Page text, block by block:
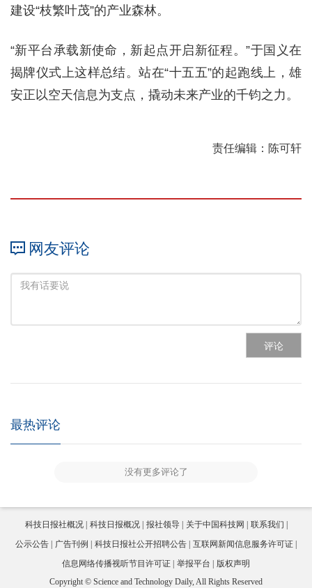
建设“枝繁叶茂”的产业森林。
“新平台承载新使命，新起点开启新征程。”于国义在
揭牌仪式上这样总结。站在“十五五”的起跑线上，雄
安正以空天信息为支点，撬动未来产业的千钧之力。
责任编辑：陈可轩
网友评论
评论
最热评论
没有更多评论了
科技日报社概况 科技日报概况 报社领导 关于中国科技网
联系我们
公示公告
广告刊例 科技日报社公开招聘公告
互联网新闻信息服务许可证
信息网络传播视听节目许可证
举报平台
版权声明
Copyright © Science and Technology Daily, All Rights Reserved